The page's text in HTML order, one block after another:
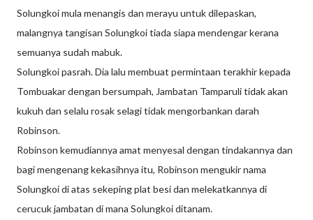
Solungkoi mula menangis dan merayu untuk dilepaskan,
malangnya tangisan Solungkoi tiada siapa mendengar kerana
semuanya sudah mabuk.
Solungkoi pasrah. Dia lalu membuat permintaan terakhir kepada
Tombuakar dengan bersumpah, Jambatan Tamparuli tidak akan
kukuh dan selalu rosak selagi tidak mengorbankan darah
Robinson.
Robinson kemudiannya amat menyesal dengan tindakannya dan
bagi mengenang kekasihnya itu, Robinson mengukir nama
Solungkoi di atas sekeping plat besi dan melekatkannya di
cerucuk jambatan di mana Solungkoi ditanam.